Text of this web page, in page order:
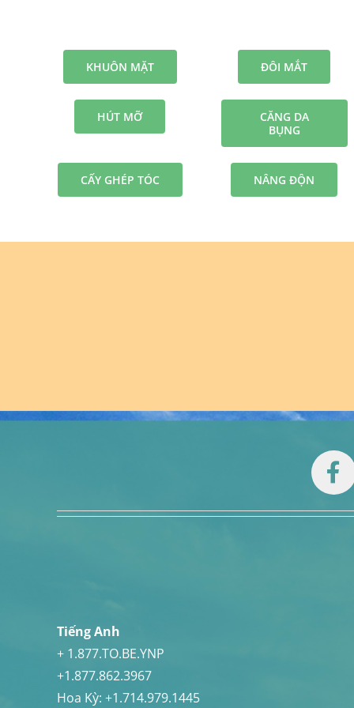
KHUÔN MẶT ĐÔI MẮT
HÚT MỠ
CĂNG DA
BỤNG
CẤY GHÉP TÓC NÂNG ĐỘN
Tiếng Anh
+ 1.877.TO.BE.YNP
+1.877.862.3967
Hoa Kỳ: +1.714.979.1445